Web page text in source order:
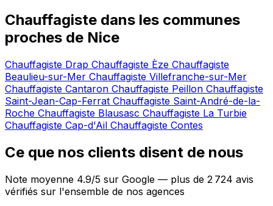
Chauffagiste dans les communes
proches de Nice
Chauffagiste Drap Chauffagiste Èze Chauffagiste
Beaulieu-sur-Mer Chauffagiste Villefranche-sur-Mer
Chauffagiste Cantaron Chauffagiste Peillon Chauffagiste
Saint-Jean-Cap-Ferrat Chauffagiste Saint-André-de-la-
Roche Chauffagiste Blausasc Chauffagiste La Turbie
Chauffagiste Cap-d'Ail Chauffagiste Contes
Ce que nos clients disent de nous
Note moyenne 4.9/5 sur Google — plus de 2 724 avis
vérifiés sur l'ensemble de nos agences